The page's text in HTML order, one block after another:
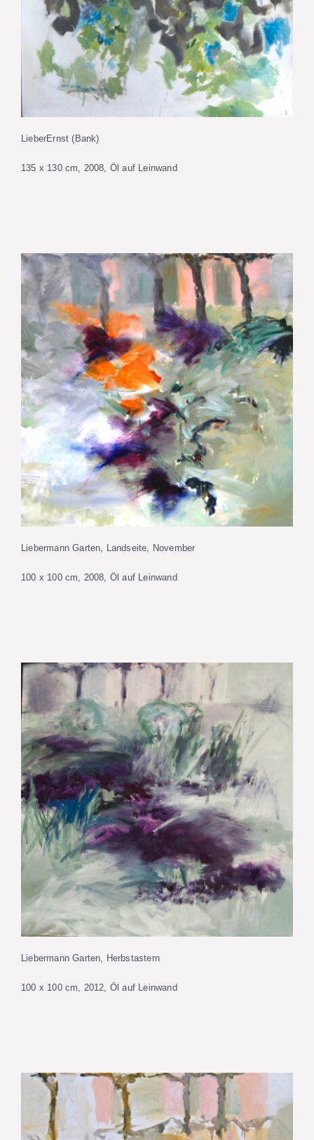
LieberErnst (Bank)
135 x 130 cm, 2008, Öl auf Leinwand
Liebermann Garten, Landseite, November
100 x 100 cm, 2008, Öl auf Leinwand
Liebermann Garten, Herbstastern
100 x 100 cm, 2012, Öl auf Leinwand